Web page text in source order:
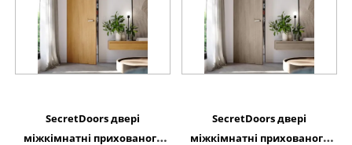
SecretDoors двері
міжкімнатні прихованого
SecretDoors двері
міжкімнатні прихованого